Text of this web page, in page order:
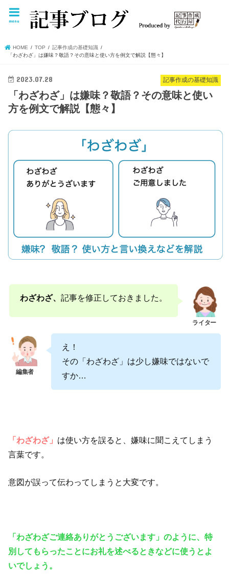
menu
HOME TOP
記事作成の基礎知識
「わざわざ」は嫌味？敬語？その意味と使い方を例文で解説【態々】
記事作成の基礎知識
2023.07.28
「わざわざ」は嫌味？敬語？その意味と使い
方を例文で解説【態々】
わざわざ、 記事を修正しておきました。
え！
その「わざわざ」は少し嫌味ではないで
すか…
「わざわざ」 は使い方を誤ると、嫌味に聞こえてしまう
言葉です。
意図が誤って伝わってしまうと大変です。
「わざわざご連絡ありがとうございます」のように、特
別してもらったことにお礼を述べるときなどに使うとよ
いでしょう。